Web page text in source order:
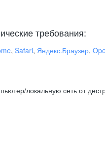
требования:
, Safari, Яндекс.Браузер,
локальную сеть от